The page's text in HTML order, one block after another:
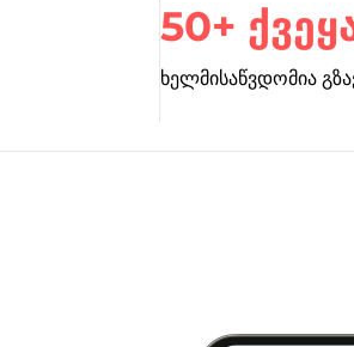
50+
ხელმისაწვდომია